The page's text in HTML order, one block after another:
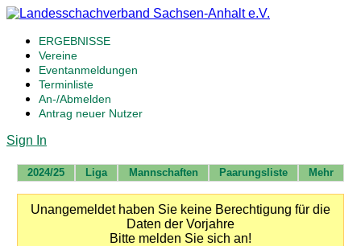
ERGEBNISSE
Vereine
Eventanmeldungen
Terminliste
An-/Abmelden
Antrag neuer Nutzer
Sign In
2024/25 Liga Mannschaften Paarungsliste Mehr
Unangemeldet haben Sie keine Berechtigung für die
Daten der Vorjahre
Bitte melden Sie sich an!